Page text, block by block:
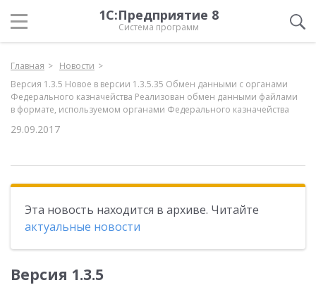
1С:Предприятие 8
Система программ
Главная
Новости
Версия 1.3.5 Новое в версии 1.3.5.35 Обмен данными с органами
Федерального казначейства Реализован обмен данными файлами
в формате, используемом органами Федерального казначейства
29.09.2017
Эта новость находится в архиве. Читайте
актуальные новости
Версия 1.3.5